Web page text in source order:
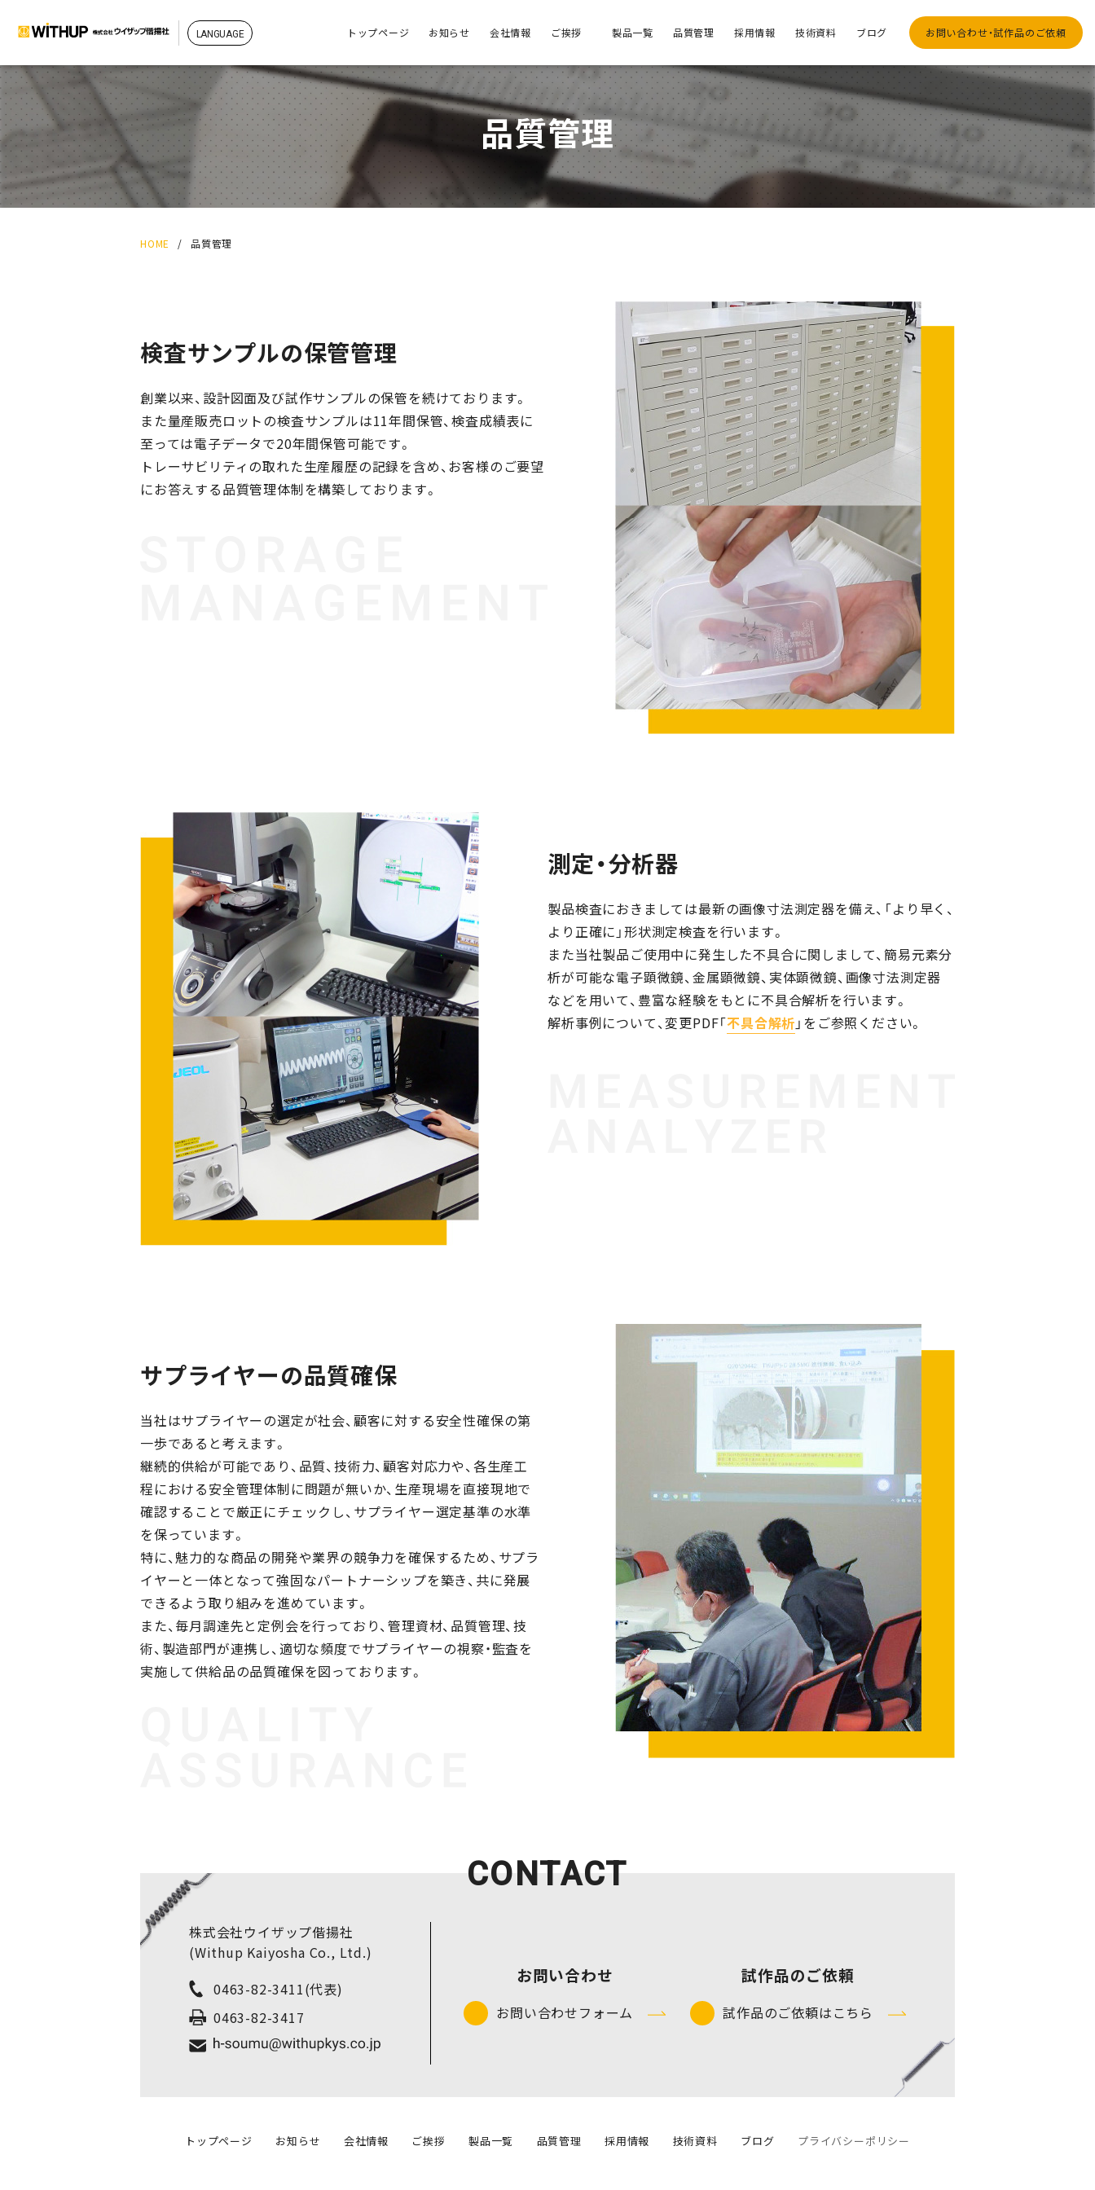
トップページ お知らせ 会社情報 ご挨拶 製品一覧 品質管理 採用情報 技術資料 ブログ お問い合わせ・試作品のご依頼
品質管理
HOME / 品質管理
検査サンプルの保管管理
創業以来、設計図面及び試作サンプルの保管を続けております。
また量産販売ロットの検査サンプルは11年間保管、検査成績表に
至っては電子データで20年間保管可能です。
トレーサビリティの取れた生産履歴の記録を含め、お客様のご要望
にお答えする品質管理体制を構築しております。
測定・分析器
製品検査におきましては最新の画像寸法測定器を備え、「より早く、
より正確に」形状測定検査を行います。
また当社製品ご使用中に発生した不具合に関しまして、簡易元素分
析が可能な電子顕微鏡、金属顕微鏡、実体顕微鏡、画像寸法測定器
などを用いて、豊富な経験をもとに不具合解析を行います。
解析事例について、変更PDF「不具合解析 」をご参照ください。
サプライヤーの品質確保
当社はサプライヤーの選定が社会、顧客に対する安全性確保の第
一歩であると考えます。
継続的供給が可能であり、品質、技術力、顧客対応力や、各生産工
程における安全管理体制に問題が無いか、生産現場を直接現地で
確認することで厳正にチェックし、サプライヤー選定基準の水準
を保っています。
特に、魅力的な商品の開発や業界の競争力を確保するため、サプラ
イヤーと一体となって強固なパートナーシップを築き、共に発展
できるよう取り組みを進めています。
また、毎月調達先と定例会を行っており、管理資材、品質管理、技
術、製造部門が連携し、適切な頻度でサプライヤーの視察・監査を
実施して供給品の品質確保を図っております。
CONTACT
株式会社ウイザップ偕揚社
(Withup Kaiyosha Co., Ltd.)
0463-82-3411(代表)
0463-82-3417
お問い合わせ
お問い合わせフォーム
試作品のご依頼
試作品のご依頼はこちら
トップページ お知らせ 会社情報 ご挨拶 製品一覧 品質管理 採用情報 技術資料 ブログ プライバシーポリシー